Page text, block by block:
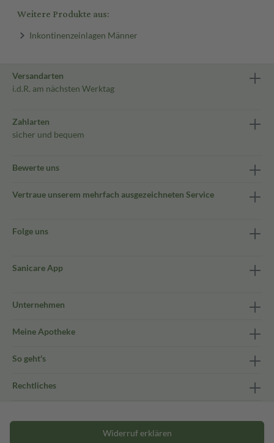
Weitere Produkte aus:
Inkontinenzeinlagen Männer
Versandarten
i.d.R. am nächsten Werktag
Zahlarten
sicher und bequem
Bewerte uns
Vertraue unserem mehrfach ausgezeichneten Service
Folge uns
Sanicare App
Unternehmen
Meine Apotheke
So geht's
Rechtliches
Widerruf erklären